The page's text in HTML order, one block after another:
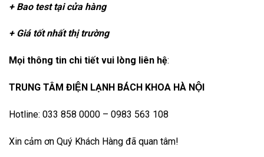
+ Bao test tại cửa hàng
+ Giá tốt nhất thị trường
Mọi thông tin chi tiết vui lòng liên hệ:
TRUNG TÂM ĐIỆN LẠNH BÁCH KHOA HÀ NỘI
Hotline: 033 858 0000 – 0983 563 108
Xin cảm ơn Quý Khách Hàng đã quan tâm!